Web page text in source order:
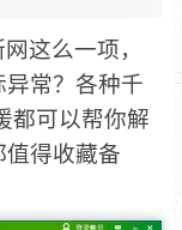
这么一项，
常？各种千
都可以帮你解
得收藏备